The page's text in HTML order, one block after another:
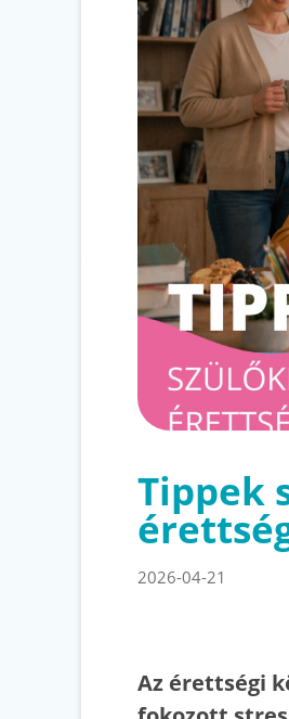
Tippek
2026-04-21
Az érettségi